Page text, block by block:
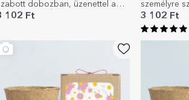
dobozban, üzenettel a
– Érettségi
102 Ft
személyre
üzenettel –
3 102 Ft